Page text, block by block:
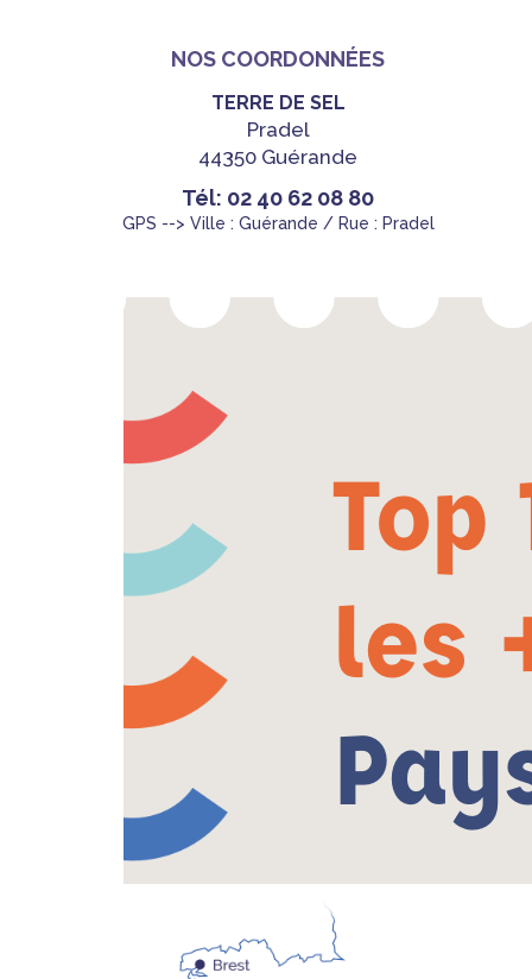
NOS COORDONNÉES
TERRE DE SEL
Pradel
44350 Guérande
Tél: 02 40 62 08 80
GPS --> Ville : Guérande / Rue : Pradel